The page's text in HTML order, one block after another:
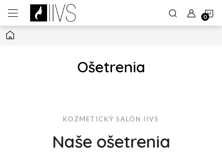
obsah
Domov
Ošetrenia
KOZMETICKÝ SALÓN IIVS
Naše ošetrenia